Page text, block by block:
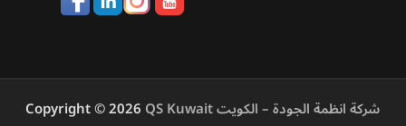
Copyright © 2026
QS Kuwait شركة انظمة الجودة – الكويت